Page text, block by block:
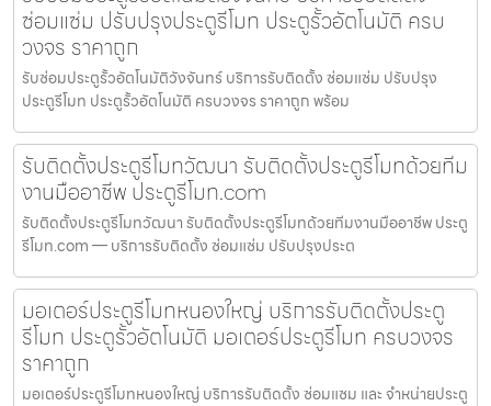
ซ่อมแซ่ม ปรับปรุงประตูรีโมท ประตูรั้วอัตโนมัติ ครบ
วงจร ราคาถูก
รับซ่อมประตูรั้วอัตโนมัติวังจันทร์ บริการรับติดตั้ง ซ่อมแซ่ม ปรับปรุง
ประตูรีโมท ประตูรั้วอัตโนมัติ ครบวงจร ราคาถูก พร้อม
รับติดตั้งประตูรีโมทวัฒนา รับติดตั้งประตูรีโมทด้วยทีม
งานมืออาชีพ ประตูรีโมท.com
รับติดตั้งประตูรีโมทวัฒนา รับติดตั้งประตูรีโมทด้วยทีมงานมืออาชีพ ประตู
รีโมท.com — บริการรับติดตั้ง ซ่อมแซ่ม ปรับปรุงประต
มอเตอร์ประตูรีโมทหนองใหญ่ บริการรับติดตั้งประตู
รีโมท ประตูรั้วอัตโนมัติ มอเตอร์ประตูรีโมท ครบวงจร
ราคาถูก
มอเตอร์ประตูรีโมทหนองใหญ่ บริการรับติดตั้ง ซ่อมแซม และ จำหน่ายประตู